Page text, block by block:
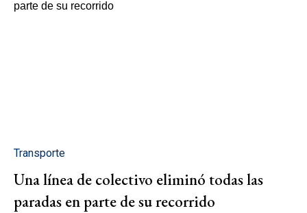
Transporte
Una línea de colectivo eliminó todas las
paradas en parte de su recorrido